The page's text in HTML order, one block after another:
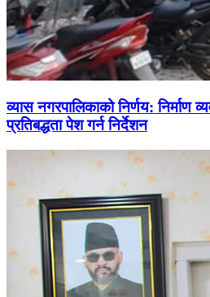
व्यास नगरपालिकाको निर्णय: निर्माण
प्रतिबद्धता पेश गर्न निर्देशन